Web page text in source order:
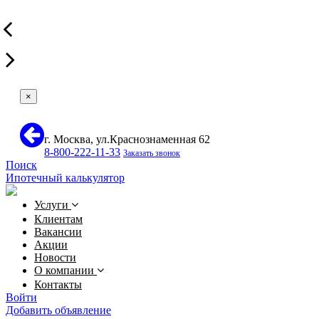
×
г. Москва, ул.Краснознаменная 62
8-800-222-11-33 Заказать звонок
Поиск
Ипотечный калькулятор
Услуги
Клиентам
Вакансии
Акции
Новости
О компании
Контакты
Войти
Добавить объявление